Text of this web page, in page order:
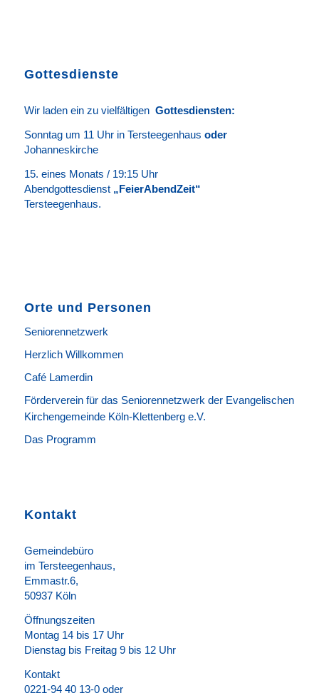
Gottesdienste
Wir laden ein zu vielfältigen Gottesdiensten:
Sonntag um 11 Uhr in Tersteegenhaus oder
Johanneskirche
15. eines Monats / 19:15 Uhr
Abendgottesdienst„FeierAbendZeit“
Tersteegenhaus.
Orte und Personen
Seniorennetzwerk
Herzlich Willkommen
Café Lamerdin
Förderverein für das Seniorennetzwerk der Evangelischen
Kirchengemeinde Köln-Klettenberg e.V.
Das Programm
Kontakt
Gemeindebüro
im Tersteegenhaus,
Emmastr.6,
50937 Köln
Öffnungszeiten
Montag 14 bis 17 Uhr
Dienstag bis Freitag 9 bis 12 Uhr
Kontakt
0221-94 40 13-0 oder